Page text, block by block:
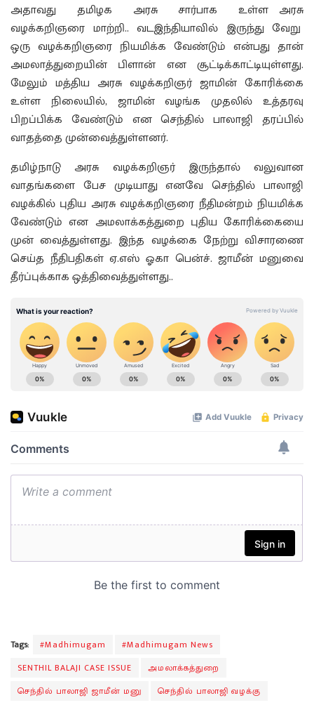
அதாவது தமிழக அரசு சார்பாக உள்ள அரசு
வழக்கறிஞரை மாற்றி.. வடஇந்தியாவில் இருந்து வேறு
ஒரு வழக்கறிஞரை நியமிக்க வேண்டும் என்பது தான்
அமலாத்துறையின் பிளான் என சூட்டிக்காட்டியுள்ளது.
மேலும் மத்திய அரசு வழக்கறிஞர் ஜாமின் கோரிக்கை
உள்ள நிலையில், ஜாமின் வழங்க முதலில் உத்தரவு
பிறப்பிக்க வேண்டும் என செந்தில் பாலாஜி தரப்பில்
வாதத்தை முன்வைத்துள்ளனர்.
தமிழ்நாடு அரசு வழக்கறிஞர் இருந்தால் வலுவான
வாதங்களை பேச முடியாது எனவே செந்தில் பாலாஜி
வழக்கில் புதிய அரசு வழக்கறிஞரை நீதிமன்றம் நியமிக்க
வேண்டும் என அமலாக்கத்துறை புதிய கோரிக்கையை
முன் வைத்துள்ளது. இந்த வழக்கை நேற்று விசாரணை
செய்த நீதிபதிகள் ஏ.எஸ் ஓகா பென்ச். ஜாமீன் மனுவை
தீர்ப்புக்காக ஒத்திவைத்துள்ளது..
Tags: #Madhimugam
#Madhimugam News
SENTHIL BALAJI CASE ISSUE
அமலாக்கத்துறை
செந்தில் பாலாஜி ஜாமீன் மனு
செந்தில் பாலாஜி வழக்கு